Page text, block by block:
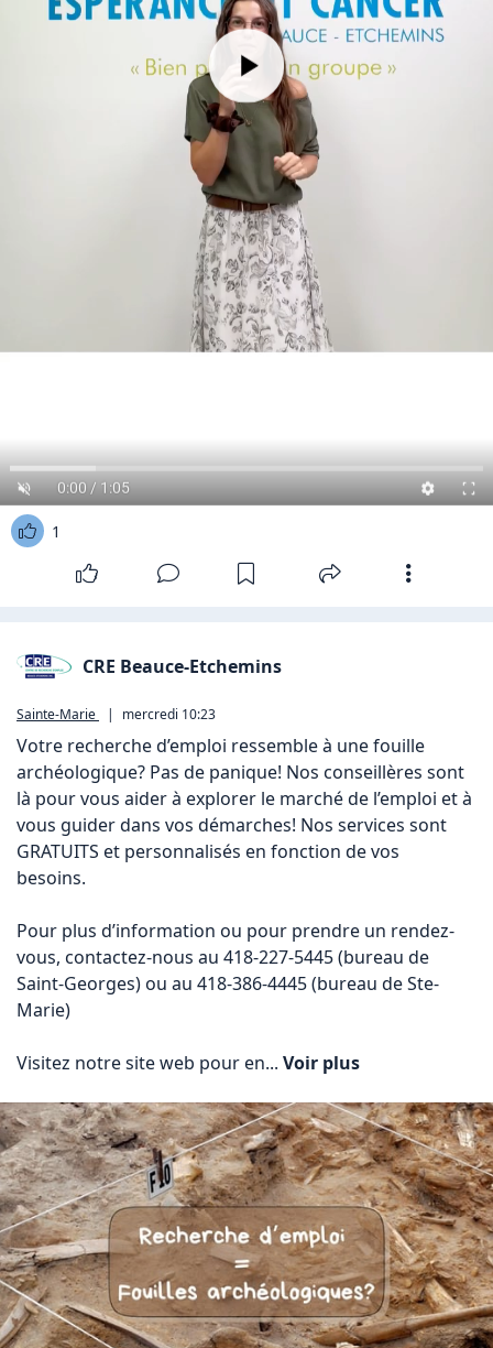
0:00 / 1:05
1
CRE Beauce-Etchemins
Sainte-Marie | mercredi 10:23
Votre recherche d’emploi ressemble à une fouille
archéologique? Pas de panique! Nos conseillères sont
là pour vous aider à explorer le marché de l’emploi et à
vous guider dans vos démarches! Nos services sont
GRATUITS et personnalisés en fonction de vos
besoins.
Pour plus d’information ou pour prendre un rendez-
vous, contactez-nous au 418-227-5445 (bureau de
Saint-Georges) ou au 418-386-4445 (bureau de Ste-
Marie)
Visitez notre site web pour en... Voir plus